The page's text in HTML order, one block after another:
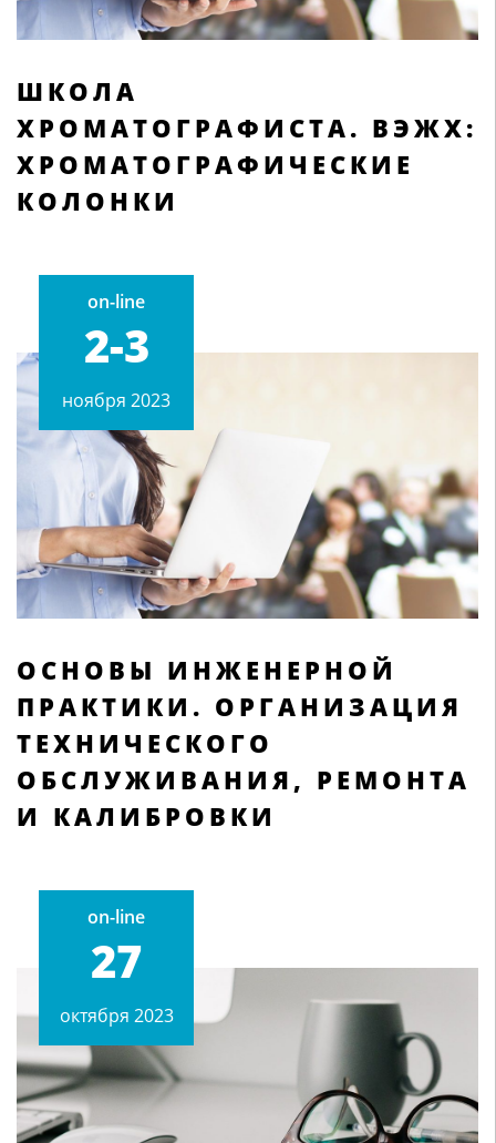
ШКОЛА
ХРОМАТОГРАФИСТА. ВЭЖХ:
ХРОМАТОГРАФИЧЕСКИЕ
КОЛОНКИ
on-line
2-3
ноября 2023
ОСНОВЫ ИНЖЕНЕРНОЙ
ПРАКТИКИ. ОРГАНИЗАЦИЯ
ТЕХНИЧЕСКОГО
ОБСЛУЖИВАНИЯ, РЕМОНТА
И КАЛИБРОВКИ
on-line
27
октября 2023